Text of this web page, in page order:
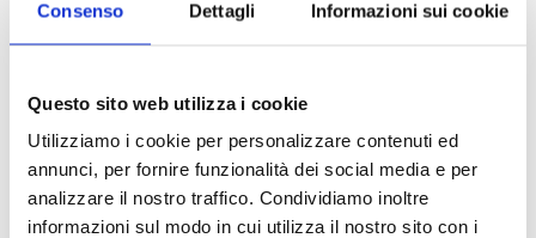
Consenso Dettagli Informazioni sui cookie
Questo sito web utilizza i cookie
Utilizziamo i cookie per personalizzare contenuti ed
annunci, per fornire funzionalità dei social media e per
analizzare il nostro traffico. Condividiamo inoltre
informazioni sul modo in cui utilizza il nostro sito con i
razionalizzazione della spesa sanitaria.
responsabilità medica